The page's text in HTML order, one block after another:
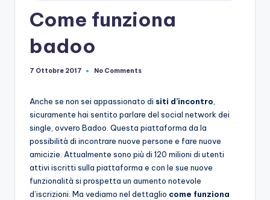
Come funziona
badoo
7 Ottobre 2017 No Comments
Anche se non sei appassionato di siti d’incontro,
sicuramente hai sentito parlare del social network dei
single, ovvero Badoo. Questa piattaforma da la
possibilità di incontrare nuove persone e fare nuove
amicizie. Attualmente sono più di 120 milioni di utenti
attivi iscritti sulla piattaforma e con le sue nuove
funzionalità si prospetta un aumento notevole
d’iscrizioni. Ma vediamo nel dettaglio come funziona